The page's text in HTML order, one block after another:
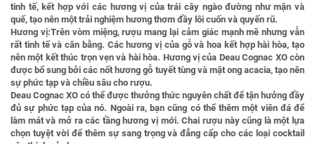
tinh tế, kết hợp với các hương vị của trái cây ngào đường như mận và
quế, tạo nên một trải nghiệm hương thơm đầy lôi cuốn và quyến rũ.
Hương vị:Trên vòm miệng, rượu mang lại cảm giác mạnh mẽ nhưng vẫn
rất tinh tế và cân bằng. Các hương vị của gỗ và hoa kết hợp hài hòa, tạo
nên một kết thúc trọn vẹn và hài hòa. Hương vị của Deau Cognac XO còn
được bổ sung bởi các nốt hương gỗ tuyết tùng và mật ong acacia, tạo nên
sự phức tạp và chiều sâu cho rượu.
Deau Cognac XO có thể được thưởng thức nguyên chất để tận hưởng đầy
đủ sự phức tạp của nó. Ngoài ra, bạn cũng có thể thêm một viên đá để
làm mát và mở ra các tầng hương vị mới. Chai rượu này cũng là một lựa
chọn tuyệt vời để thêm sự sang trọng và đẳng cấp cho các loại cocktail